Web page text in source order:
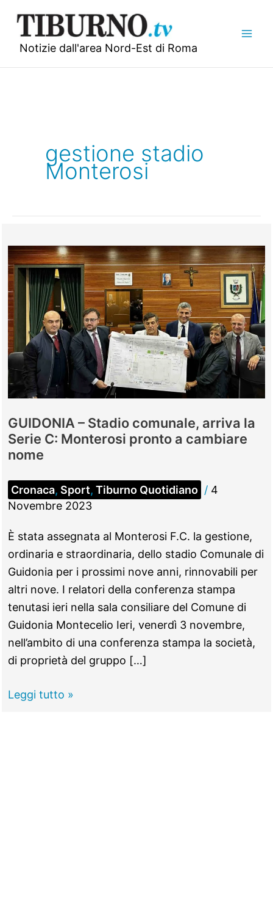
contenuto
Notizie dall'area Nord-Est di Roma
gestione stadio
Monterosi
GUIDONIA – Stadio comunale, arriva la
Serie C: Monterosi pronto a cambiare
nome
Cronaca, Sport, Tiburno Quotidiano / 4
Novembre 2023
È stata assegnata al Monterosi F.C. la gestione,
ordinaria e straordinaria, dello stadio Comunale di
Guidonia per i prossimi nove anni, rinnovabili per
altri nove. I relatori della conferenza stampa
tenutasi ieri nella sala consiliare del Comune di
Guidonia Montecelio Ieri, venerdì 3 novembre,
nell’ambito di una conferenza stampa la società,
di proprietà del gruppo […]
GUIDONIA
Leggi tutto »